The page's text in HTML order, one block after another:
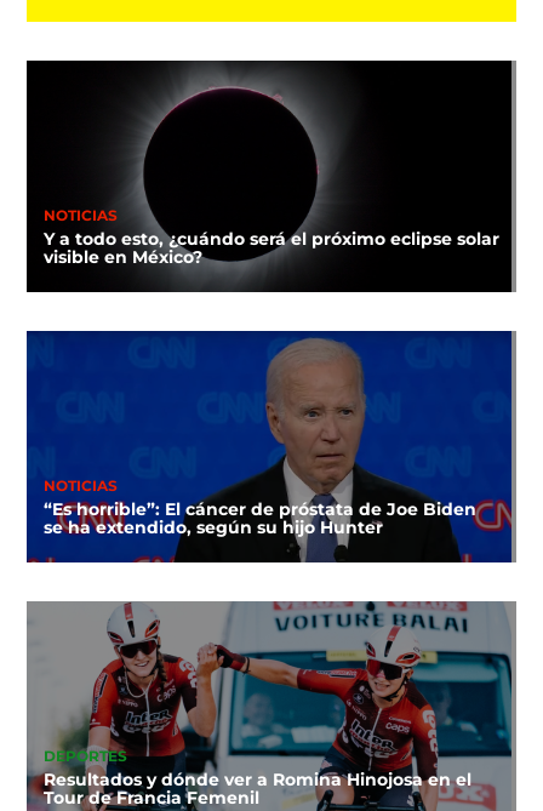
NOTICIAS
Y a todo esto, ¿cuándo será el próximo eclipse solar
visible en México?
NOTICIAS
“Es horrible”: El cáncer de próstata de Joe Biden
se ha extendido, según su hijo Hunter
DEPORTES
Resultados y dónde ver a Romina Hinojosa en el
Tour de Francia Femenil